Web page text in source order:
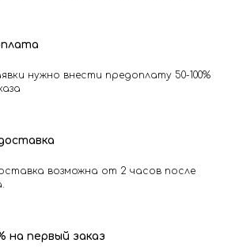
нужно внести предоплату 50-100%
возможна от 2 часов после
на первый заказ